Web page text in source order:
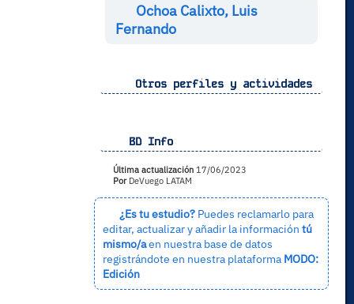
Ochoa Calixto, Luis
Fernando
Otros perfiles y actividades
BD Info
Última actualización17/06/2023
PorDeVuego LATAM
¿Es tu estudio?Puedes reclamarlo para
editar, actualizar y añadir la información tú
mismo/aen nuestra base de datos
registrándote en nuestra plataforma MODO:
Edición